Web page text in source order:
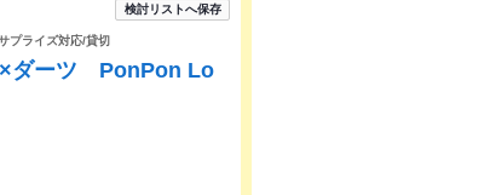
検討リストへ保存
プライズ対応/貸切
×ダーツ PonPon Lo